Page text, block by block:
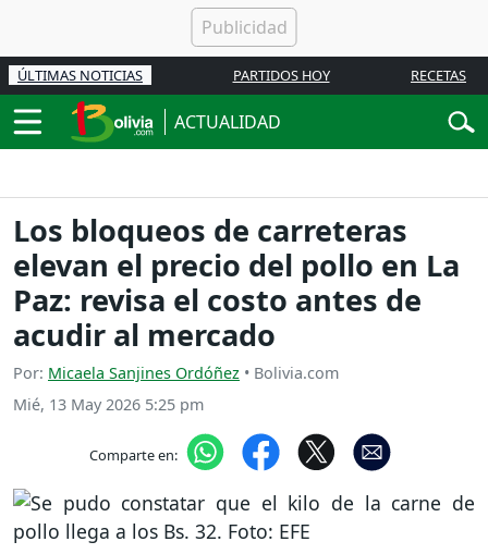
ÚLTIMAS NOTICIAS PARTIDOS HOY RECETAS
ACTUALIDAD
Los bloqueos de carreteras
elevan el precio del pollo en La
Paz: revisa el costo antes de
acudir al mercado
Por: Micaela Sanjines Ordóñez • Bolivia.com
Mié, 13 May 2026 5:25 pm
Comparte en: